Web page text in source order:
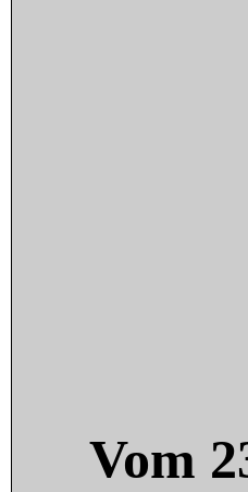
Vom